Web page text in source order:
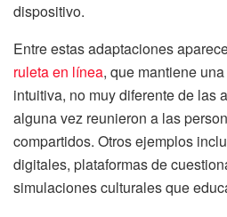
dispositivo.
Entre estas adaptaciones
ruleta en línea, que mantiene
intuitiva, no muy diferente de las
alguna vez reunieron a las
compartidos. Otros ejemplos
digitales, plataformas de
simulaciones culturales que